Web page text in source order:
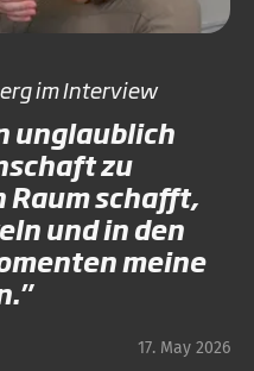
im Interview
unglaublich
zu
Raum schafft,
und in den
meine
17. May 2026